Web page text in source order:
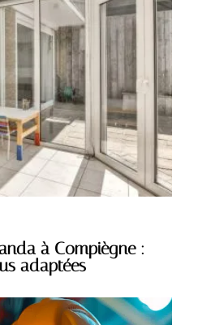
à Compiègne :
adaptées